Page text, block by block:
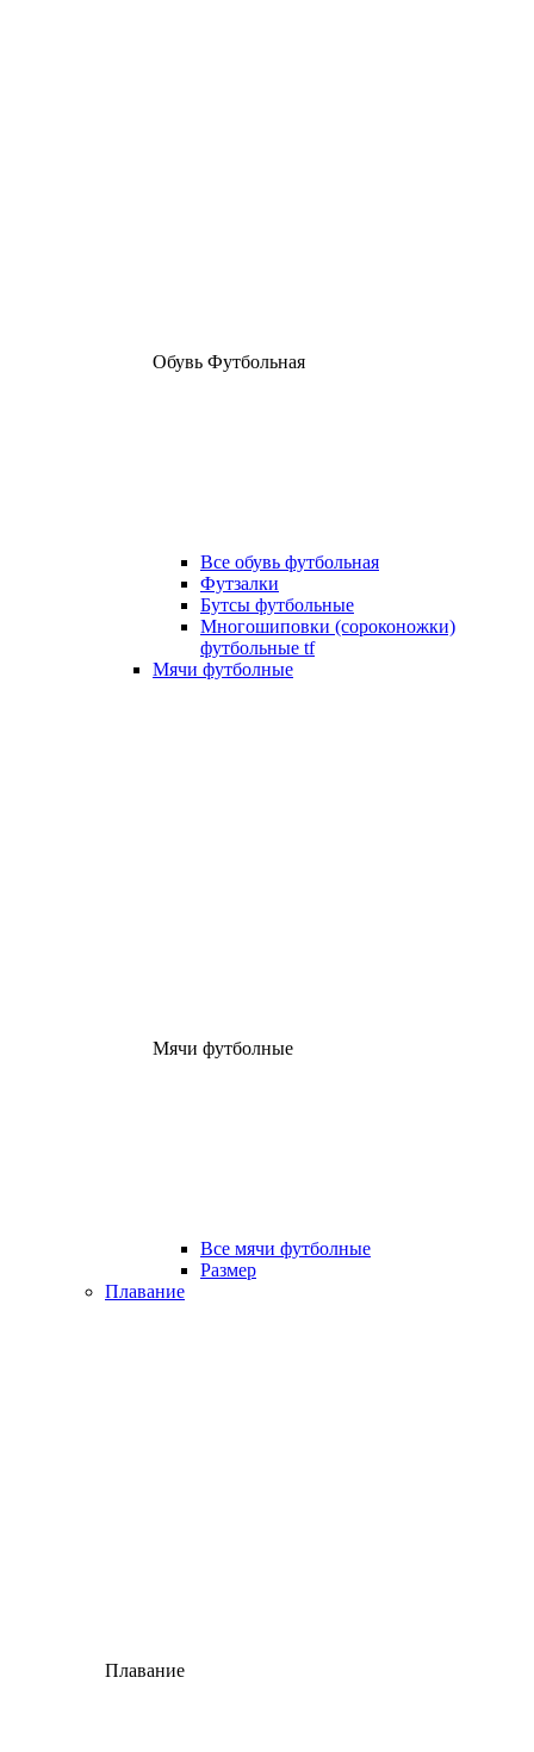
Обувь Футбольная
Все обувь футбольная
Футзалки
Бутсы футбольные
Многошиповки (сороконожки)
футбольные tf
Мячи футболные
Мячи футболные
Все мячи футболные
Размер
Плавание
Плавание